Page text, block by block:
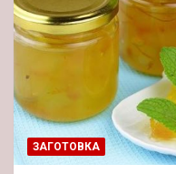
ЗАГОТОВКА